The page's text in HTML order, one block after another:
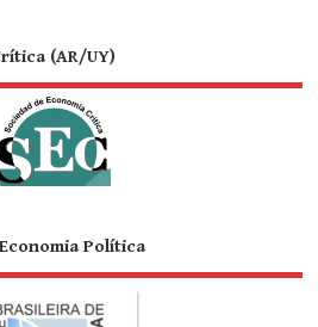
(AR/UY)
Política